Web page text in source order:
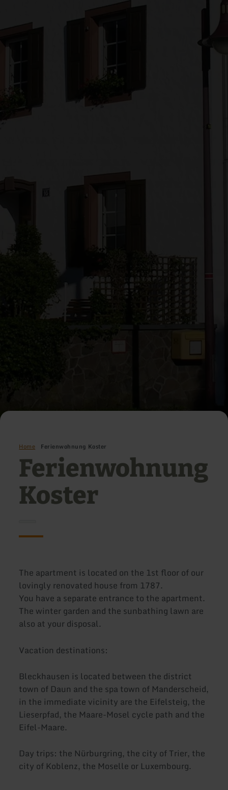
Home Ferienwohnung Koster
Ferienwohnung
Koster
The apartment is located on the 1st floor of our
lovingly renovated house from 1787.
You have a separate entrance to the apartment.
The winter garden and the sunbathing lawn are
also at your disposal.
Vacation destinations:
Bleckhausen is located between the district
town of Daun and the spa town of Manderscheid,
in the immediate vicinity are the Eifelsteig, the
Lieserpfad, the Maare-Mosel cycle path and the
Eifel-Maare.
Day trips: the Nürburgring, the city of Trier, the
city of Koblenz, the Moselle or Luxembourg.